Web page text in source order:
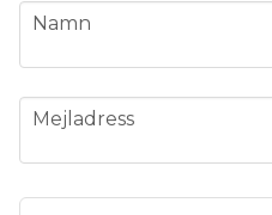
name
Namn
email
Mejladress